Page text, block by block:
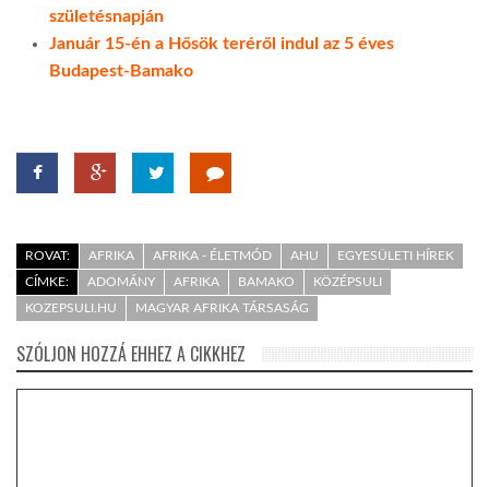
születésnapján
Január 15-én a Hősök teréről indul az 5 éves
Budapest-Bamako
ROVAT: AFRIKA AFRIKA - ÉLETMÓD AHU
EGYESÜLETI HÍREK
CÍMKE:
ADOMÁNY AFRIKA BAMAKO
KÖZÉPSULI
KOZEPSULI.HU
MAGYAR AFRIKA TÁRSASÁG
SZÓLJON HOZZÁ EHHEZ A CIKKHEZ